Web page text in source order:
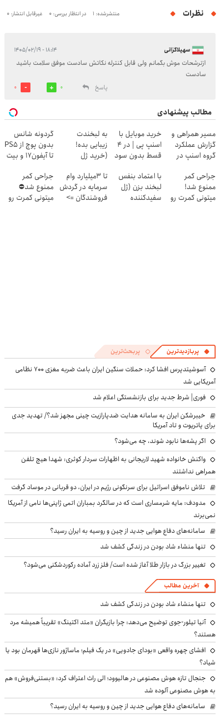
نظرات منتشرشده: 1 در انتظار بررسی: 0 غیرقابل انتشار: 0
سهیلاگزانی ۱۸:۱۴ - ۱۴۰۵/۰۲/۱۹
ازترشحات موش بگمانم ولی قابل کنترله نکاتش سادست موفق سلامت باشید
سادست
پاسخ
0
0
مطالب پیشنهادی
مسیر همراهی و
گزارش عملکرد
گروه اسنپ در
خرید موبایل با
اسنپ پی | در ۴
قسط بدون سود
به لبخندت
زیبایی بده!
(خرید ژل
دندان
با40%تخفیف)
گردونه شانس
بدون پوچ از PS5
تا آیفون17 و بیت
جراحی کمر
ممنوع شد!
میتونی کمرت رو
با اعتماد بنفس
لبخند بزن (ژل
سفیدکننده
تا 3میلیارد وام
سرمایه در گردش
فروشندگان =>
جراحی کمر
ممنوع شد⛔
میتونی کمرت رو
پربازدیدترین پربحث‌ترین
آسوشیتدپرس افشا کرد: حملات سنگین ایران باعث ضربه مغزی ۷۰۰ نظامی
آمریکایی شد
فوری| شرط جدید برای بازنشستگی اعلام شد
خیبرشکن ایران به سامانه هدایت ضدپارازیت چینی مجهز شد؟/ تهدید جدی
برای پاتریوت و تاد آمریکا
اگر پشه‌ها نابود شوند، چه می‌شود؟
واکنش خانواده شهید لاریجانی به اظهارات سردار کوثری: شهدا هیچ تلفن
همراهی نداشتند
تلاش ناموفق اسرائیل برای سرنگونی رژیم در ایران، دو قربانی در موساد گرفت
مدودف: مایه شرمساری است که در سالگرد بمباران اتمی ژاپنی‌ها نامی از آمریکا
نمی‌برند
سامانه‌های دفاع هوایی جدید از چین و روسیه به ایران رسید؟
تنها منشاء شاد بودن در زندگی کشف شد
تغییر بزرگ در بازار طلا آغاز شده است/ فلز زرد آماده رکوردشکنی می‌شود؟
آخرین مطالب
تنها منشاء شاد بودن در زندگی کشف شد
آنیا تیلور-جوی توضیح می‌دهد: چرا بازیگران «متد اکتینگ» تقریباً همیشه مرد
هستند؟
افشای چهره واقعی «بودای جادویی» در یک فیلم؛ ماساژور نازی‌ها قهرمان بود یا
شیاد؟
جنجال تازه هوش مصنوعی در هالیوود؛ الی راث اعتراف کرد: «بستنی‌فروش» هم
به هوش مصنوعی آلوده شد
سامانه‌های دفاع هوایی جدید از چین و روسیه به ایران رسید؟